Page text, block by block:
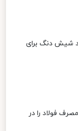
شیش دنگ برای
فولاد را در